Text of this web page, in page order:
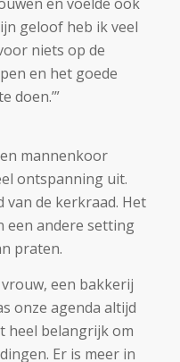
geloof heb ik veel
niets op de
en het goede
doen.’”
mannenkoor
ontspanning uit.
van de kerkraad. Het
een andere setting
praten.
een bakkerij
onze agenda altijd
heel belangrijk om
Er is meer in